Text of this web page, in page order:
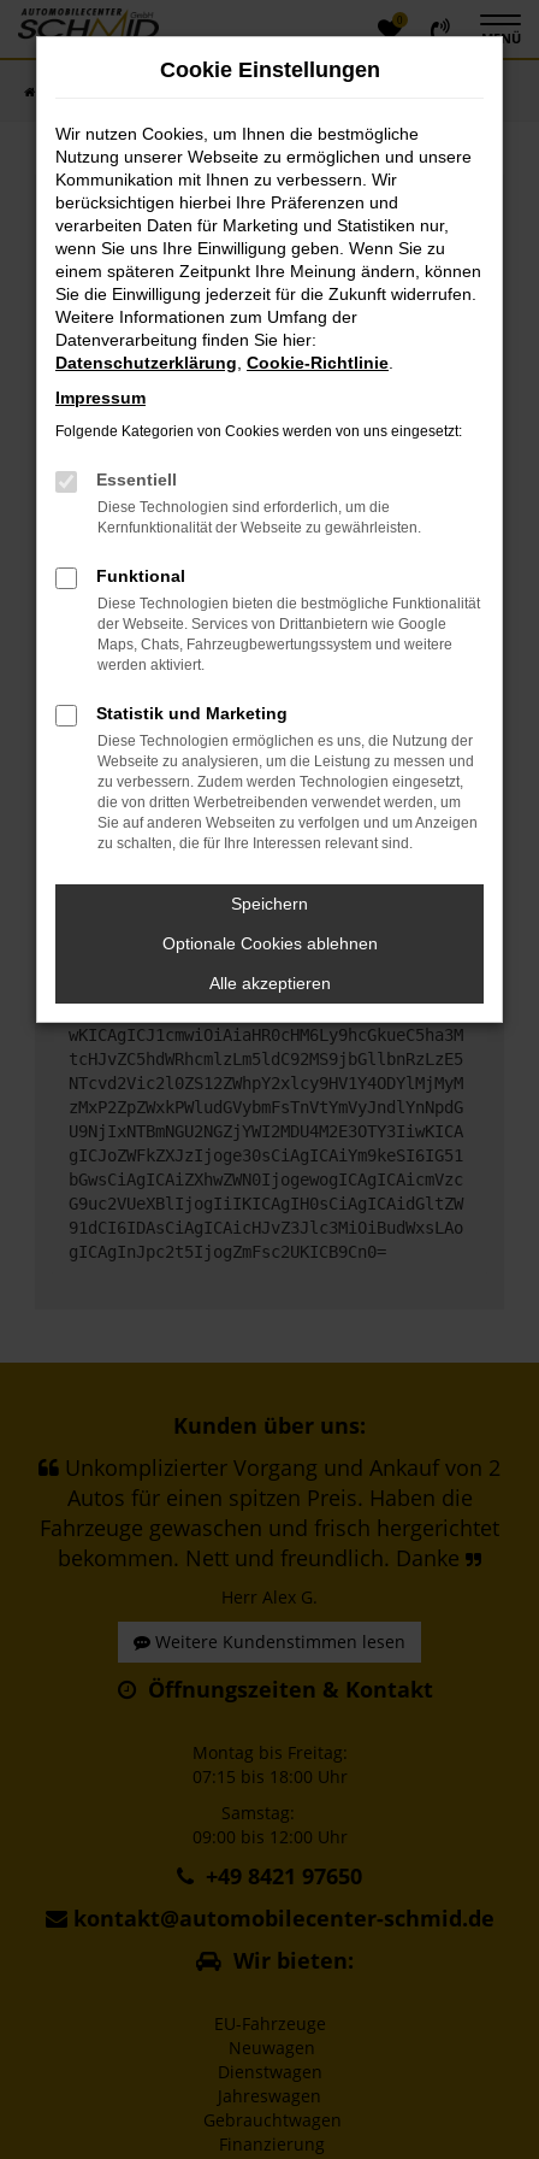
Zum
Hauptinhalt
0
MENÜ
Fehler: Network Error
Beim Laden ist ein Fehler aufgetreten.
Hier sind ein paar Tipps, die dir helfen können:
Überprüfe deine Firewall und deine
Internetverbindung.
Laden andere Webseiten, zum Beispiel deine
Suchmaschine?
Prüfe deine Browsererweiterungen.
das Laden bestimmter Seiten verhindern.
Funktioniert die Seite in einem anderen Browser
oder in einem privaten Fenster?
Das kann manchmal helfen, vorübergehende
Probleme zu beheben.
Stelle sicher, dass dein Browser und dein
Betriebssystem auf dem neuesten Stand sind.
Sicherheitsrisiko, sondern kann auch dazu führen,
dass bestimmte Funktionen nicht mehr
unterstützt werden.
Wende dich an den Webseitenbetreiber.
Wenn du alle oben genannten Schritte versucht
hast, kontaktiere uns bitte. Wir werden versuchen,
das Problem zu beheben. Du kannst uns diesen
Text schicken, um uns bei der Fehlersuche zu
unterstützen:
ewogICJuYW1lIjogIk5ldHdvcmtFcnJvciIsCiAgI
mNvbmZpZyI6IHsKICAgICJtZXRob2QiOiAiR0VUIi
wKICAgICJ1cmwiOiAiaHR0cHM6Ly9hcGkueC5ha3M
tcHJvZC5hdWRhcmlzLm5ldC92MS9jbGllbnRzLzE5
NTcvd2Vic2l0ZS12ZWhpY2xlcy9HV1Y4ODYlMjMyM
zMxP2ZpZWxkPWludGVybmFsTnVtYmVyJndlYnNpdG
U9NjIxNTBmNGU2NGZjYWI2MDU4M2E3OTY3IiwKICA
gICJoZWFkZXJzIjoge30sCiAgICAiYm9keSI6IG51
bGwsCiAgICAiZXhwZWN0IjogewogICAgICAicmVzc
G9uc2VUeXBlIjogIiIKICAgIH0sCiAgICAidGltZW
91dCI6IDAsCiAgICAicHJvZ3Jlc3MiOiBudWxsLAo
gICAgInJpc2t5IjogZmFsc2UKICB9Cn0=
Kunden über uns:
Unkomplizierter Vorgang und Ankauf von 2
Autos für einen spitzen Preis. Haben die
Fahrzeuge gewaschen und frisch hergerichtet
bekommen. Nett und freundlich. Danke
Herr Alex G.
Weitere Kundenstimmen lesen
Öffnungszeiten & Kontakt
Montag bis Freitag:
07:15 bis 18:00 Uhr
Samstag:
09:00 bis 12:00 Uhr
+49 8421 97650
kontakt@automobilecenter-schmid.de
Wir bieten:
EU-Fahrzeuge
Neuwagen
Dienstwagen
Jahreswagen
Gebrauchtwagen
Finanzierung
Cookie Einstellungen
Wir nutzen Cookies, um Ihnen die bestmögliche
Nutzung unserer Webseite zu ermöglichen und unsere
Kommunikation mit Ihnen zu verbessern. Wir
berücksichtigen hierbei Ihre Präferenzen und
verarbeiten Daten für Marketing und Statistiken nur,
wenn Sie uns Ihre Einwilligung geben. Wenn Sie zu
einem späteren Zeitpunkt Ihre Meinung ändern, können
Sie die Einwilligung jederzeit für die Zukunft widerrufen.
Weitere Informationen zum Umfang der
Datenverarbeitung finden Sie hier:
Datenschutzerklärung Cookie-Richtlinie
Impressum
Folgende Kategorien von Cookies werden von uns eingesetzt:
Essentiell
Diese Technologien sind erforderlich, um die
Kernfunktionalität der Webseite zu gewährleisten.
Funktional
Diese Technologien bieten die bestmögliche Funktionalität
der Webseite. Services von Drittanbietern wie Google
Maps, Chats, Fahrzeugbewertungssystem und weitere
werden aktiviert.
Statistik und Marketing
Diese Technologien ermöglichen es uns, die Nutzung der
Webseite zu analysieren, um die Leistung zu messen und
zu verbessern. Zudem werden Technologien eingesetzt,
die von dritten Werbetreibenden verwendet werden, um
Sie auf anderen Webseiten zu verfolgen und um Anzeigen
zu schalten, die für Ihre Interessen relevant sind.
Speichern
Optionale Cookies ablehnen
Alle akzeptieren